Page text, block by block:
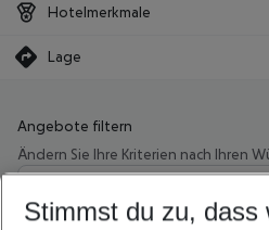
Hotelmerkmale
Lage
Angebote filtern
Ändern Sie Ihre Kriterien nach Ihren
Wähle deinen Abflughafen
Beliebiger Abflughafen
Stimmst du zu, dass